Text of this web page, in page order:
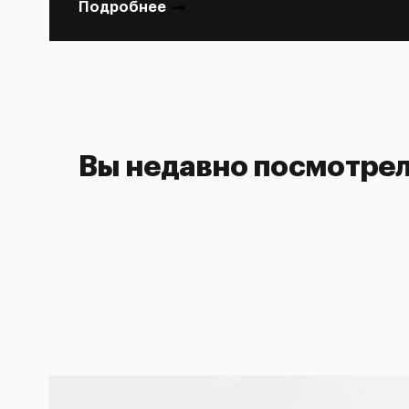
Подробнее
Вы недавно